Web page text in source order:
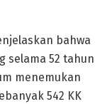
bahwa
selama 52 tahun
menemukan
542 KK